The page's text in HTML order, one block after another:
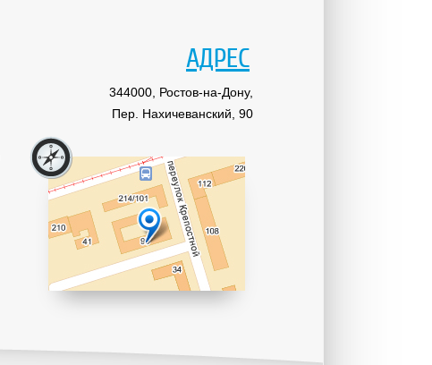
АДРЕС
344000, Ростов-на-Дону,
Пер. Нахичеванский, 90